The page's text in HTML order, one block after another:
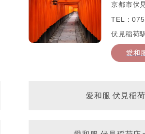
京都市伏
TEL：
伏見稲荷
愛和
愛和服 伏見稲